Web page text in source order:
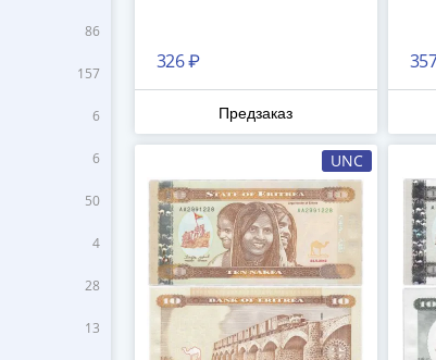
86
157
6
6
50
4
28
13
326 ₽
Предзаказ
UNC